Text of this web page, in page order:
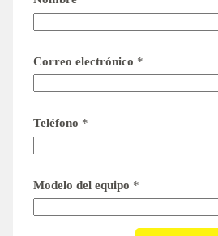
Correo electrónico *
Teléfono *
Modelo del equipo *